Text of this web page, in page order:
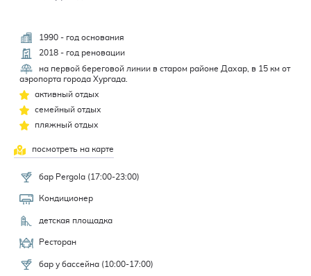
1990 - год основания
2018 - год реновации
на первой береговой линии в старом районе Дахар, в 15 км от
аэропорта города Хургада.
активный отдых
семейный отдых
пляжный отдых
посмотреть на карте
бар Pergola (17:00-23:00)
Кондиционер
детская площадка
Ресторан
бар у бассейна (10:00-17:00)